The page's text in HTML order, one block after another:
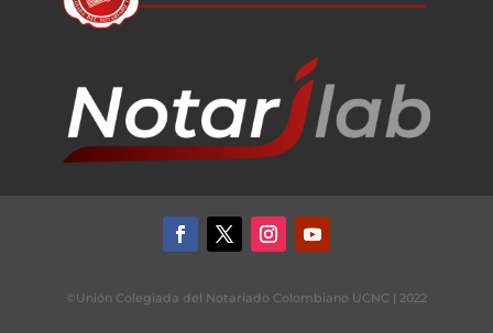
©Unión Colegiada del Notariado Colombiano UCNC | 2022